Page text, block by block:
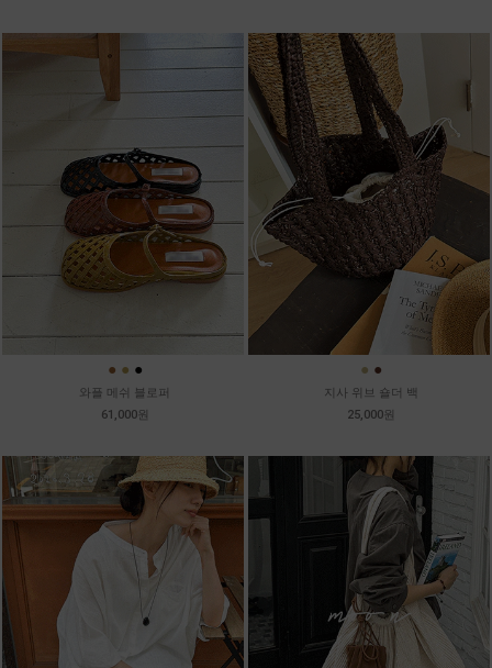
● ● ●
와플 메쉬 블로퍼
61,000원
● ●
지사 위브 숄더 백
25,000원